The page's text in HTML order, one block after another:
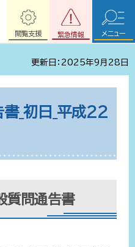
緊急情報
閲覧支援 メニュー
更新日：2025年9月28日
_初日_平成22
質問通告書